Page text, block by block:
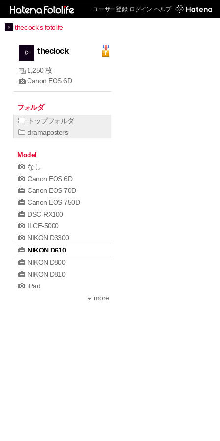
ユーザー登録 ログイン ヘルプ
theclock's fotolife
theclock
1,250 枚
Canon EOS 6D
フォルダ
トップフォルダ
dramaposters
Model
なし
Canon EOS 6D
Canon EOS 70D
Canon EOS 750D
DSC-RX100
ILCE-5000
NIKON D3300
NIKON D610
NIKON D800
NIKON D810
iPad
more